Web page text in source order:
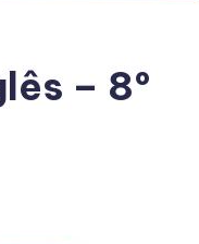
– 8º